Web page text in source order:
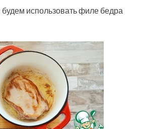
использовать филе бедра